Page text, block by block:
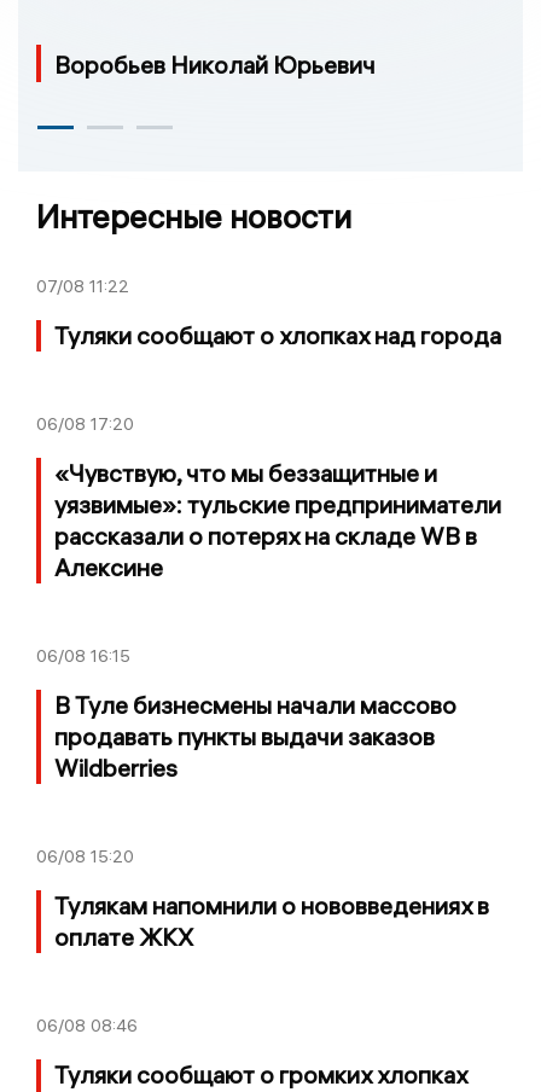
Воробьев Николай Юрьевич
Интересные новости
07/08 11:22
Туляки сообщают о хлопках над города
06/08 17:20
«Чувствую, что мы беззащитные и
уязвимые»: тульские предприниматели
рассказали о потерях на складе WB в
Алексине
06/08 16:15
В Туле бизнесмены начали массово
продавать пункты выдачи заказов
Wildberries
06/08 15:20
Тулякам напомнили о нововведениях в
оплате ЖКХ
06/08 08:46
Туляки сообщают о громких хлопках